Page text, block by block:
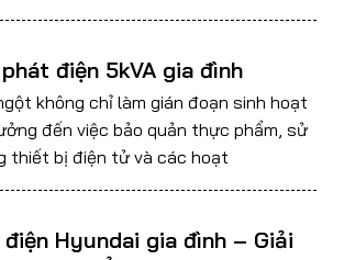
điện 5kVA gia đình
không chỉ làm gián đoạn sinh hoạt
đến việc bảo quản thực phẩm, sử
thiết bị điện tử và các hoạt
Hyundai gia đình – Giải